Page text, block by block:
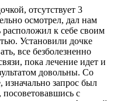
отсутствует 3
осмотрел, дал нам
к себе своим
Установили дочке
все безболезненно
пока лечение идет и
довольны. Со
изначально запрос был
с